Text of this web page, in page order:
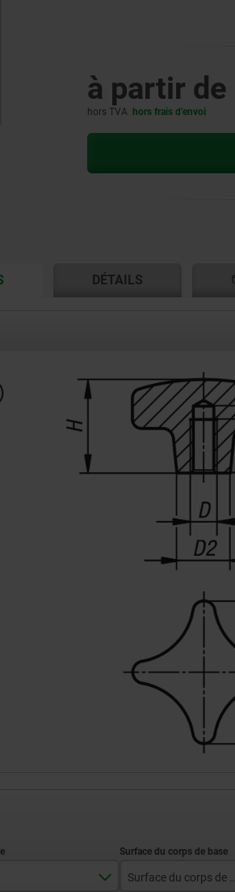
à partir de
hors TVA hors frais d’envoi
CURRENT
CURRENT
DÉTAILS